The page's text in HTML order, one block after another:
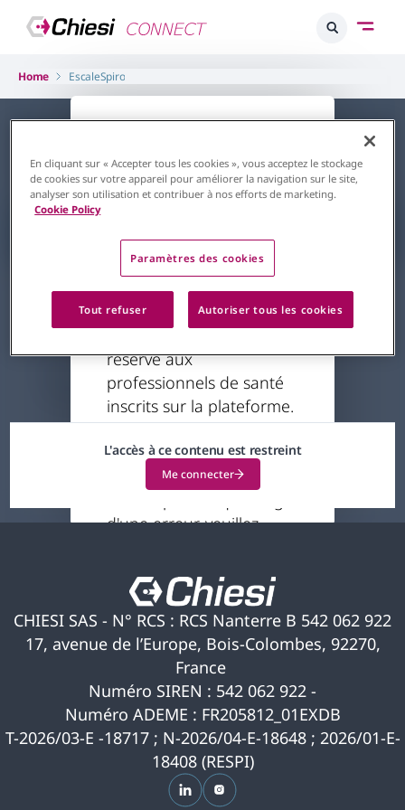
Home EscaleSpiro
contenu est
restreint
Le contenu auquel vous
essayez d'accéder est
réservé aux
professionnels de santé
inscrits sur la plateforme.
Votre profil actuel ne
vous permet pas
d'accéder à ce contenu.
d'une erreur, veuillez
BPCO
Escale Spiro
Prêt à jeter l’ancre ?
Toute la France
Toute l'année
L'accès à ce contenu est restreint
Me connecter
CHIESI SAS - N° RCS : RCS Nanterre B 542 062 922
17, avenue de l’Europe, Bois-Colombes, 92270,
France
Numéro SIREN : 542 062 922 -
Numéro ADEME : FR205812_01EXDB
T-2026/03-E -18717 ; N-2026/04-E-18648 ; 2026/01-E-
18408 (RESPI)
En cliquant sur « Accepter tous les cookies », vous acceptez le stockage
de cookies sur votre appareil pour améliorer la navigation sur le site,
analyser son utilisation et contribuer à nos efforts de marketing.
Cookie Policy
Paramètres des cookies
Tout refuser Autoriser tous les cookies